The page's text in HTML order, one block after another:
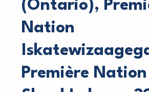
(Ontario),
Nation
Première